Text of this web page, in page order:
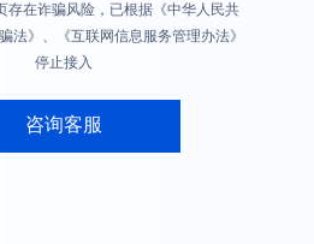
存在诈骗风险，已根据《中华人民共
法》、《互联网信息服务管理办法》
停止接入
咨询客服